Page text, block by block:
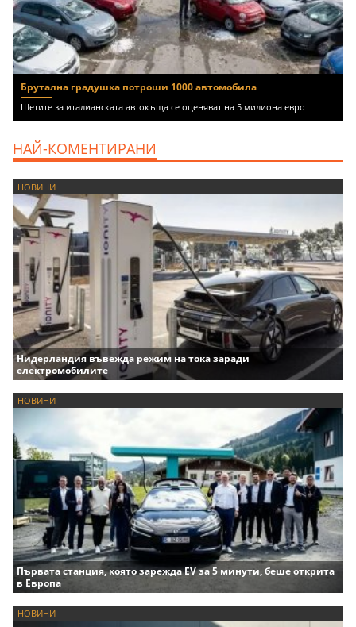
Брутална градушка потроши 1000 автомобила
Щетите за италианската автокъща се оценяват на 5 милиона евро
НАЙ-КОМЕНТИРАНИ
НОВИНИ
Нидерландия въвежда режим на тока заради
електромобилите
НОВИНИ
Първата станция, която зарежда EV за 5 минути, беше открита
в Европа
НОВИНИ